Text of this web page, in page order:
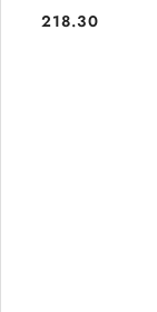
Cena:
218.30